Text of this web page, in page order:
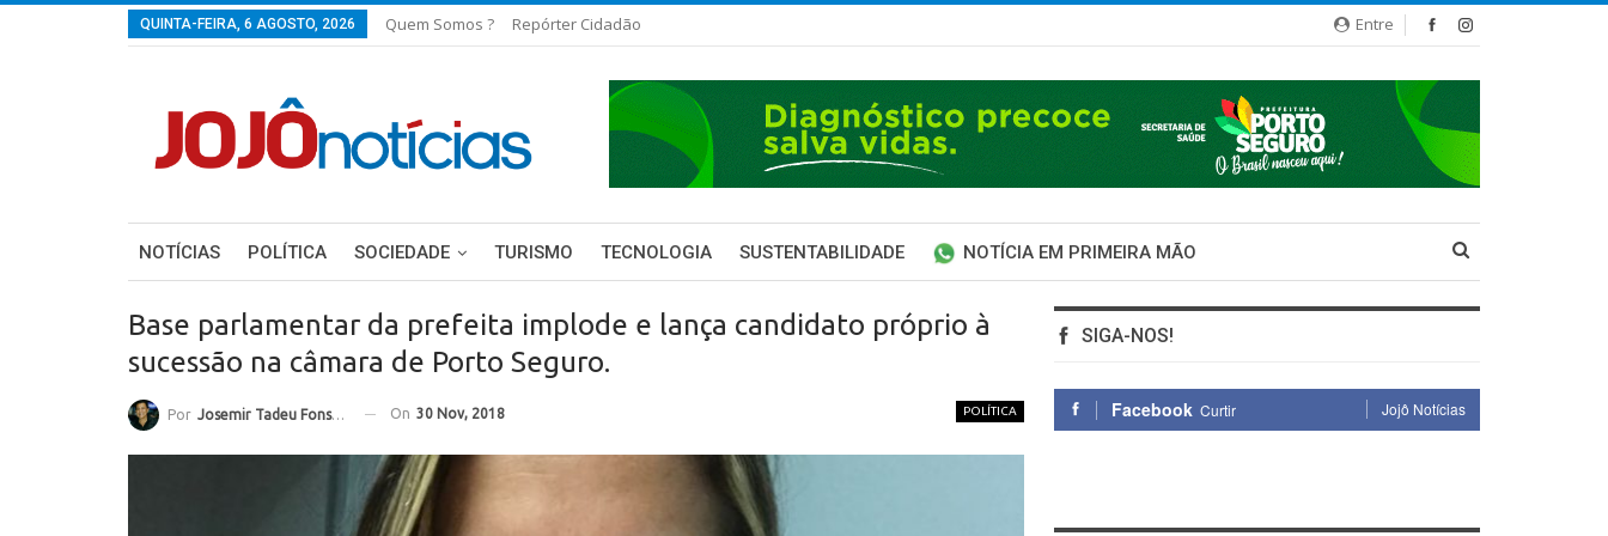
Entre
QUINTA-FEIRA, 6 AGOSTO, 2026 Quem Somos ? Repórter Cidadão
NOTÍCIAS POLÍTICA SOCIEDADE TURISMO TECNOLOGIA SUSTENTABILIDADE NOTÍCIA EM PRIMEIRA MÃO
Base parlamentar da prefeita implode e lança candidato próprio à
sucessão na câmara de Porto Seguro.
POLÍTICA
Por Josemir Tadeu Fonseca On 30 Nov, 2018
SIGA-NOS!
Facebook Curtir Jojô Notícias